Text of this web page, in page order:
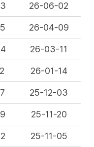
26-06-02
26-04-09
26-03-11
26-01-14
25-12-03
25-11-20
25-11-05